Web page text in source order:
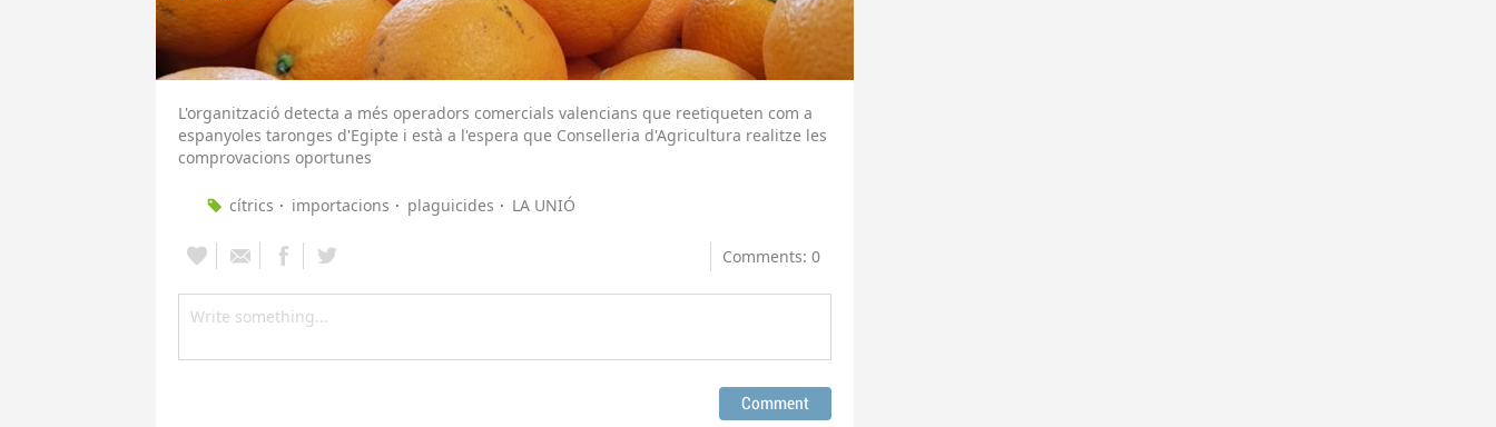
L'organització detecta a més operadors comercials valencians que reetiqueten com a
espanyoles taronges d'Egipte i està a l'espera que Conselleria d'Agricultura realitze les
comprovacions oportunes
cítrics importacions plaguicides LA UNIÓ
Comments: 0